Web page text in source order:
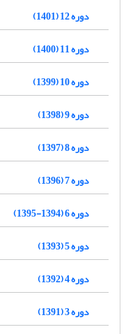
دوره 12 (1401)
دوره 11 (1400)
دوره 10 (1399)
دوره 9 (1398)
دوره 8 (1397)
دوره 7 (1396)
دوره 6 (1394-1395)
دوره 5 (1393)
دوره 4 (1392)
دوره 3 (1391)